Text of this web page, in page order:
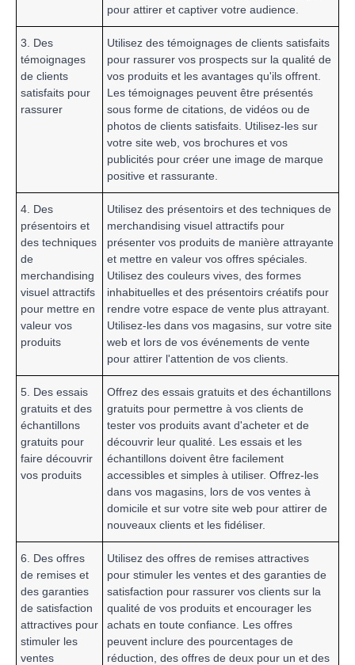
pour attirer et captiver votre audience.
3. Des
témoignages
de clients
satisfaits pour
rassurer
Utilisez des témoignages de clients satisfaits
pour rassurer vos prospects sur la qualité de
vos produits et les avantages qu'ils offrent.
Les témoignages peuvent être présentés
sous forme de citations, de vidéos ou de
photos de clients satisfaits. Utilisez-les sur
votre site web, vos brochures et vos
publicités pour créer une image de marque
positive et rassurante.
4. Des
présentoirs et
des techniques
de
merchandising
visuel attractifs
pour mettre en
valeur vos
produits
Utilisez des présentoirs et des techniques de
merchandising visuel attractifs pour
présenter vos produits de manière attrayante
et mettre en valeur vos offres spéciales.
Utilisez des couleurs vives, des formes
inhabituelles et des présentoirs créatifs pour
rendre votre espace de vente plus attrayant.
Utilisez-les dans vos magasins, sur votre site
web et lors de vos événements de vente
pour attirer l'attention de vos clients.
5. Des essais
gratuits et des
échantillons
gratuits pour
faire découvrir
vos produits
Offrez des essais gratuits et des échantillons
gratuits pour permettre à vos clients de
tester vos produits avant d'acheter et de
découvrir leur qualité. Les essais et les
échantillons doivent être facilement
accessibles et simples à utiliser. Offrez-les
dans vos magasins, lors de vos ventes à
domicile et sur votre site web pour attirer de
nouveaux clients et les fidéliser.
6. Des offres
de remises et
des garanties
de satisfaction
attractives pour
stimuler les
ventes
Utilisez des offres de remises attractives
pour stimuler les ventes et des garanties de
satisfaction pour rassurer vos clients sur la
qualité de vos produits et encourager les
achats en toute confiance. Les offres
peuvent inclure des pourcentages de
réduction, des offres de deux pour un et des